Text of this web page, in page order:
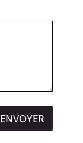
ENVOYER